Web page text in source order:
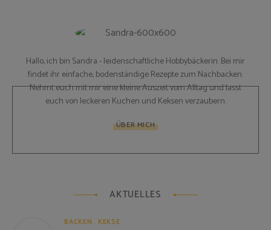
Hallo, ich bin Sandra - leidenschaftliche Hobbybäckerin. Bei mir
findet ihr einfache, bodenständige Rezepte zum Nachbacken.
Nehmt euch mit mir eine kleine Auszeit vom Alltag und lasst
euch von leckeren Kuchen und Keksen verzaubern.
ÜBER MICH
AKTUELLES
BACKEN KEKSE